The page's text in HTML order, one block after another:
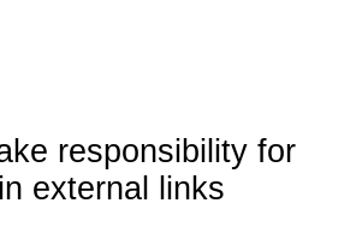
responsibility for
external links